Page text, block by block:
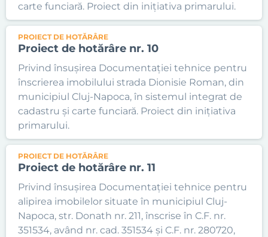
carte funciară. Proiect din inițiativa primarului.
PROIECT DE HOTĂRÂRE
Proiect de hotărâre nr. 10
Privind însușirea Documentației tehnice pentru
înscrierea imobilului strada Dionisie Roman, din
municipiul Cluj-Napoca, în sistemul integrat de
cadastru și carte funciară. Proiect din inițiativa
primarului.
PROIECT DE HOTĂRÂRE
Proiect de hotărâre nr. 11
Privind însușirea Documentației tehnice pentru
alipirea imobilelor situate în municipiul Cluj-
Napoca, str. Donath nr. 211, înscrise în C.F. nr.
351534, având nr. cad. 351534 și C.F. nr. 280720,